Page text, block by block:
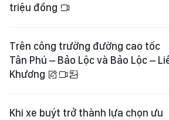
triệu đồng
Trên công trường đường cao tốc
Tân Phú – Bảo Lộc và Bảo Lộc –
Khương
Khi xe buýt trở thành lựa chọn ưu